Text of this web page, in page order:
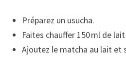
Préparez un usucha.
Faites chauffer 150 ml de
Ajoutez le matcha au lait et